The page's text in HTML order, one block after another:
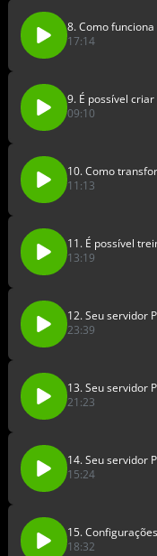
8. Como funciona
17:14
9. É possível
09:10
10. Como
11:13
11. É possível
13:19
12. Seu servidor
23:39
13. Seu servidor
21:23
14. Seu servidor
15:24
15.
18:32